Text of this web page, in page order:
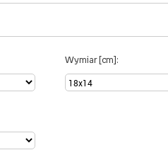
Wymiar [cm]: